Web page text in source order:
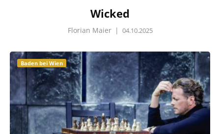
Wicked
Florian Maier | 04.10.2025
Baden bei Wien